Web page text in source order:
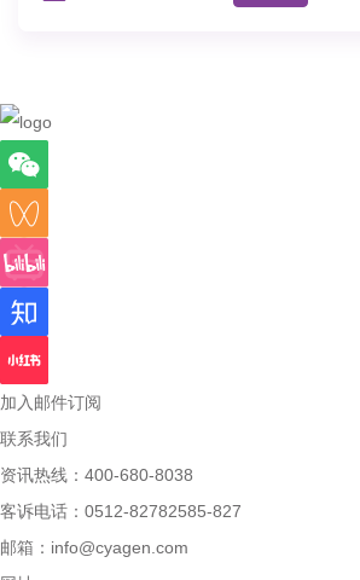
加入邮件订阅
联系我们
资讯热线：400-680-8038
客诉电话：0512-82782585-827
邮箱： info@cyagen.com